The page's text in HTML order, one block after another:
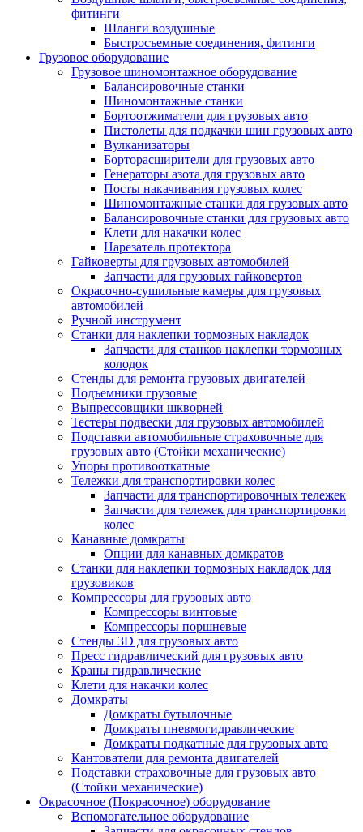
фитинги
Шланги воздушные
Быстросъемные соединения, фитинги
Грузовое оборудование
Грузовое шиномонтажное оборудование
Балансировочные станки
Шиномонтажные станки
Бортоотжиматели для грузовых авто
Пистолеты для подкачки шин грузовых авто
Вулканизаторы
Борторасширители для грузовых авто
Генераторы азота для грузовых авто
Посты накачивания грузовых колес
Шиномонтажные станки для грузовых авто
Балансировочные станки для грузовых авто
Клети для накачки колес
Нарезатель протектора
Гайковерты для грузовых автомобилей
Запчасти для грузовых гайковертов
Окрасочно-сушильные камеры для грузовых
автомобилей
Ручной инструмент
Станки для наклепки тормозных накладок
Запчасти для станков наклепки тормозных
колодок
Стенды для ремонта грузовых двигателей
Подъемники грузовые
Выпрессовщики шкворней
Тестеры подвески для грузовых автомобилей
Подставки автомобильные страховочные для
грузовых авто (Стойки механические)
Упоры противооткатные
Тележки для транспортировки колес
Запчасти для транспортировочных тележек
Запчасти для тележек для транспортировки
колес
Канавные домкраты
Опции для канавных домкратов
Станки для наклепки тормозных накладок для
грузовиков
Компрессоры для грузовых авто
Компрессоры винтовые
Компрессоры поршневые
Стенды 3D для грузовых авто
Пресс гидравлический для грузовых авто
Краны гидравлические
Клети для накачки колес
Домкраты
Домкраты бутылочные
Домкраты пневмогидравлические
Домкраты подкатные для грузовых авто
Кантователи для ремонта двигателей
Подставки страховочные для грузовых авто
(Стойки механические)
Окрасочное (Покрасочное) оборудование
Вспомогательное оборудование